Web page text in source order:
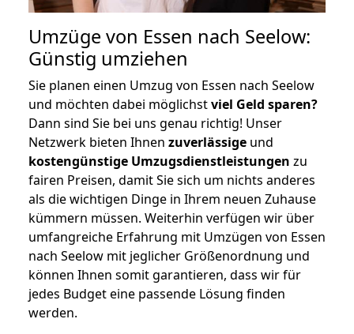
Umzüge von Essen nach Seelow:
Günstig umziehen
Sie planen einen Umzug von Essen nach Seelow
und möchten dabei möglichstviel Geld sparen?
Dann sind Sie bei uns genau richtig! Unser
Netzwerk bieten Ihnen zuverlässige und
kostengünstige Umzugsdienstleistungen zu
fairen Preisen, damit Sie sich um nichts anderes
als die wichtigen Dinge in Ihrem neuen Zuhause
kümmern müssen. Weiterhin verfügen wir über
umfangreiche Erfahrung mit Umzügen von Essen
nach Seelow mit jeglicher Größenordnung und
können Ihnen somit garantieren, dass wir für
jedes Budget eine passende Lösung finden
werden.